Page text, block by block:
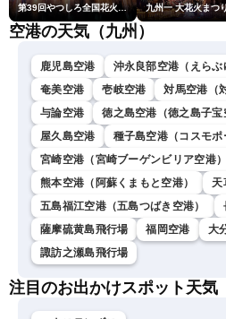
第39回やつしろ全国花火競技大会 九州一 大花火まつり
空港の天気（九州）
鹿児島空港
沖永良部空港（えらぶ
奄美空港
壱岐空港
対馬空港（
与論空港
徳之島空港（徳之島子宝
屋久島空港
種子島空港（コスモポ
宮崎空港（宮崎ブーゲンビリア空港）
熊本空港（阿蘇くまもと空港）
天
五島福江空港（五島つばき空港）
薩摩硫黄島飛行場
福岡空港 大
諏訪之瀬島飛行場
注目のお出かけスポット天気